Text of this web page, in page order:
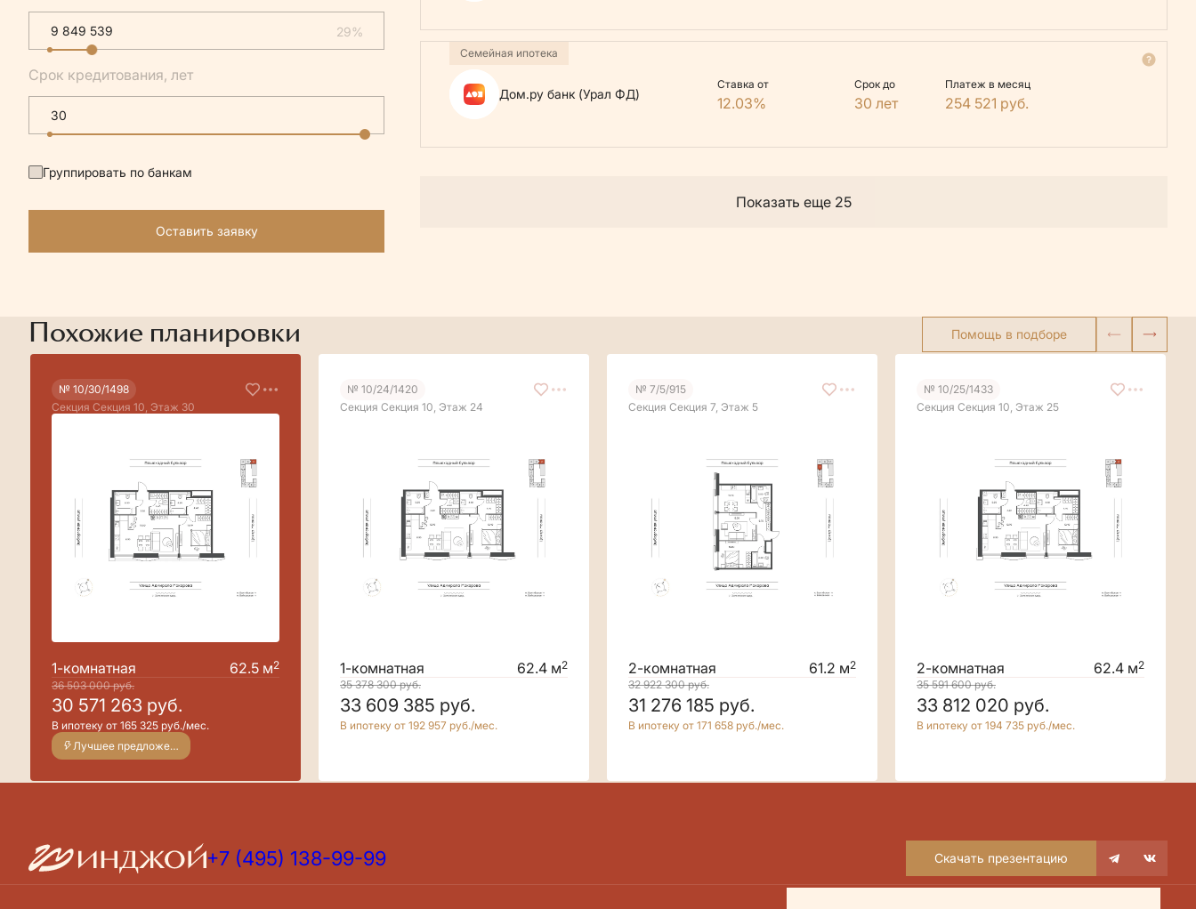
29%
Срок кредитования, лет
Группировать по банкам
Оставить заявку
Дом.ру банк (Урал ФД)
Семейная ипотека
Ставка от
12.03%
Срок до
30 лет
Платеж в месяц
254 521 руб.
Показать еще 25
Похожие планировки Помощь в подборе
№ 10/30/1498
Секция Секция 10, Этаж 30
1-комнатная 62.5 м2
36 503 000руб.
30 571 263 руб.
В ипотеку от 165 325 руб./мес.
Лучшее предложение
№ 10/24/1420
Секция Секция 10, Этаж 24
1-комнатная 62.4 м2
35 378 300руб.
33 609 385 руб.
В ипотеку от 192 957 руб./мес.
№ 7/5/915
Секция Секция 7, Этаж 5
2-комнатная 61.2 м2
32 922 300руб.
31 276 185 руб.
В ипотеку от 171 658 руб./мес.
№ 10/25/1433
Секция Секция 10, Этаж 25
2-комнатная 62.4 м2
35 591 600руб.
33 812 020 руб.
В ипотеку от 194 735 руб./мес.
+7 (495) 138-99-99 Скачать презентацию